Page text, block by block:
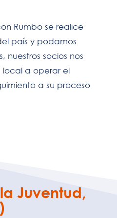
Rumbo se realice
país y podamos
nuestros socios nos
a operar el
a su proceso
Juventud,